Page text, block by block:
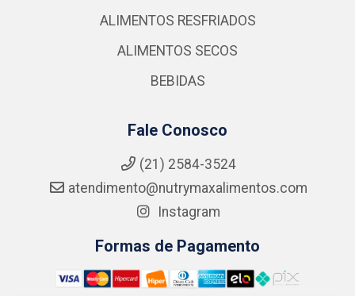
ALIMENTOS RESFRIADOS
ALIMENTOS SECOS
BEBIDAS
Fale Conosco
(21) 2584-3524
atendimento@nutrymaxalimentos.com
Instagram
Formas de Pagamento